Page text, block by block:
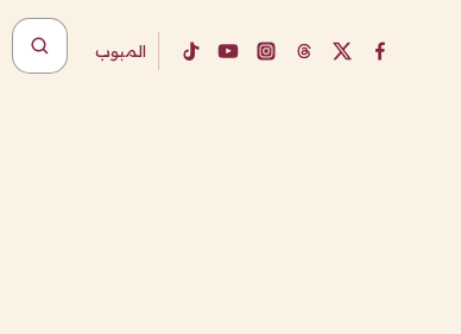
المبوب